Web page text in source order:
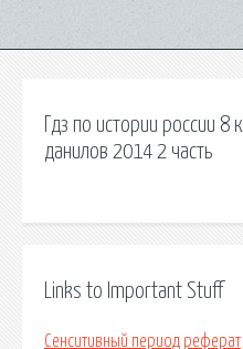
Гдз по истории россии 8
данилов 2014 2 часть
Links to Important Stuff
Сенситивный период реферат